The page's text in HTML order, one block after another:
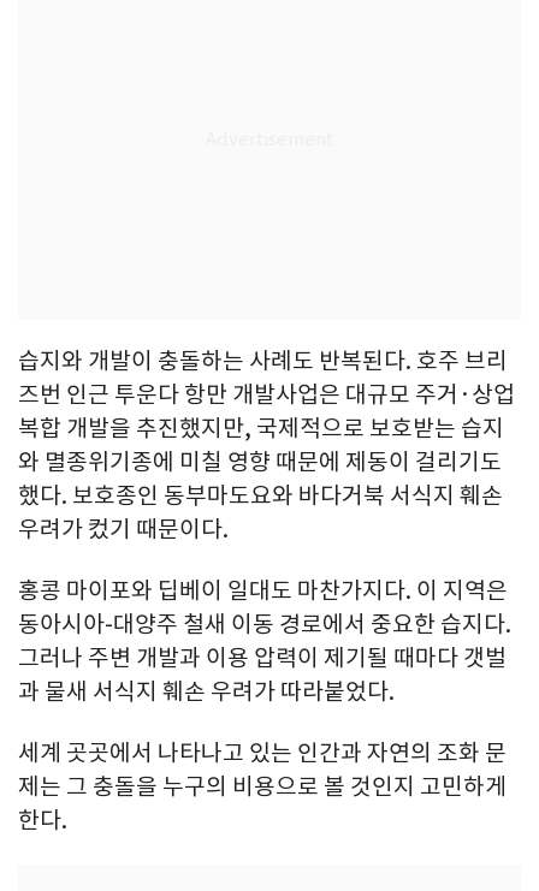
습지와 개발이 충돌하는 사례도 반복된다. 호주 브리
즈번 인근 투운다 항만 개발사업은 대규모 주거·상업
복합 개발을 추진했지만, 국제적으로 보호받는 습지
와 멸종위기종에 미칠 영향 때문에 제동이 걸리기도
했다. 보호종인 동부마도요와 바다거북 서식지 훼손
우려가 컸기 때문이다.
홍콩 마이포와 딥베이 일대도 마찬가지다. 이 지역은
동아시아-대양주 철새 이동 경로에서 중요한 습지다.
그러나 주변 개발과 이용 압력이 제기될 때마다 갯벌
과 물새 서식지 훼손 우려가 따라붙었다.
세계 곳곳에서 나타나고 있는 인간과 자연의 조화 문
제는 그 충돌을 누구의 비용으로 볼 것인지 고민하게
한다.